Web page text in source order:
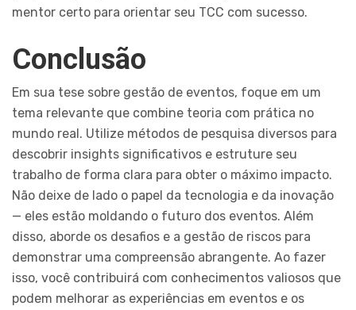
mentor certo para orientar seu TCC com sucesso.
Conclusão
Em sua tese sobre gestão de eventos, foque em um
tema relevante que combine teoria com prática no
mundo real. Utilize métodos de pesquisa diversos para
descobrir insights significativos e estruture seu
trabalho de forma clara para obter o máximo impacto.
Não deixe de lado o papel da tecnologia e da inovação
— eles estão moldando o futuro dos eventos. Além
disso, aborde os desafios e a gestão de riscos para
demonstrar uma compreensão abrangente. Ao fazer
isso, você contribuirá com conhecimentos valiosos que
podem melhorar as experiências em eventos e os